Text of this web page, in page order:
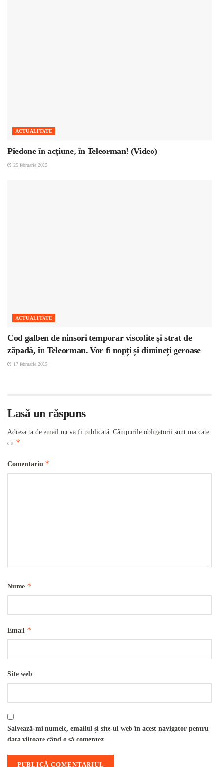
ACTUALITATE
Piedone în acțiune, în Teleorman! (Video)
25 februarie 2025
ACTUALITATE
Cod galben de ninsori temporar viscolite și strat de
zăpadă, în Teleorman. Vor fi nopți și dimineți geroase
17 februarie 2025
Lasă un răspuns
Adresa ta de email nu va fi publicată. Câmpurile obligatorii sunt marcate
cu *
Comentariu *
Nume *
Email *
Site web
Salvează-mi numele, emailul și site-ul web în acest navigator pentru
data viitoare când o să comentez.